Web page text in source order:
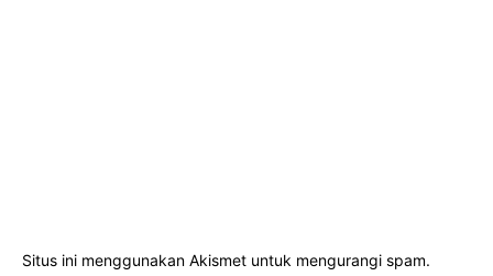
Situs ini menggunakan Akismet untuk mengurangi spam.